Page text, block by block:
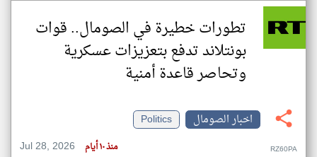
تطورات خطيرة في الصومال.. قوات
بونتلاند تدفع بتعزيزات عسكرية
وتحاصر قاعدة أمنية
اخبار الصومال
Politics
Jul 28, 2026
منذ ١٠ أيام RZ60PA